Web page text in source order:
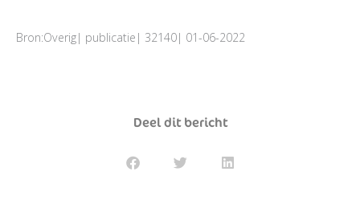
Bron:Overig| publicatie| 32140| 01-06-2022
Deel dit bericht